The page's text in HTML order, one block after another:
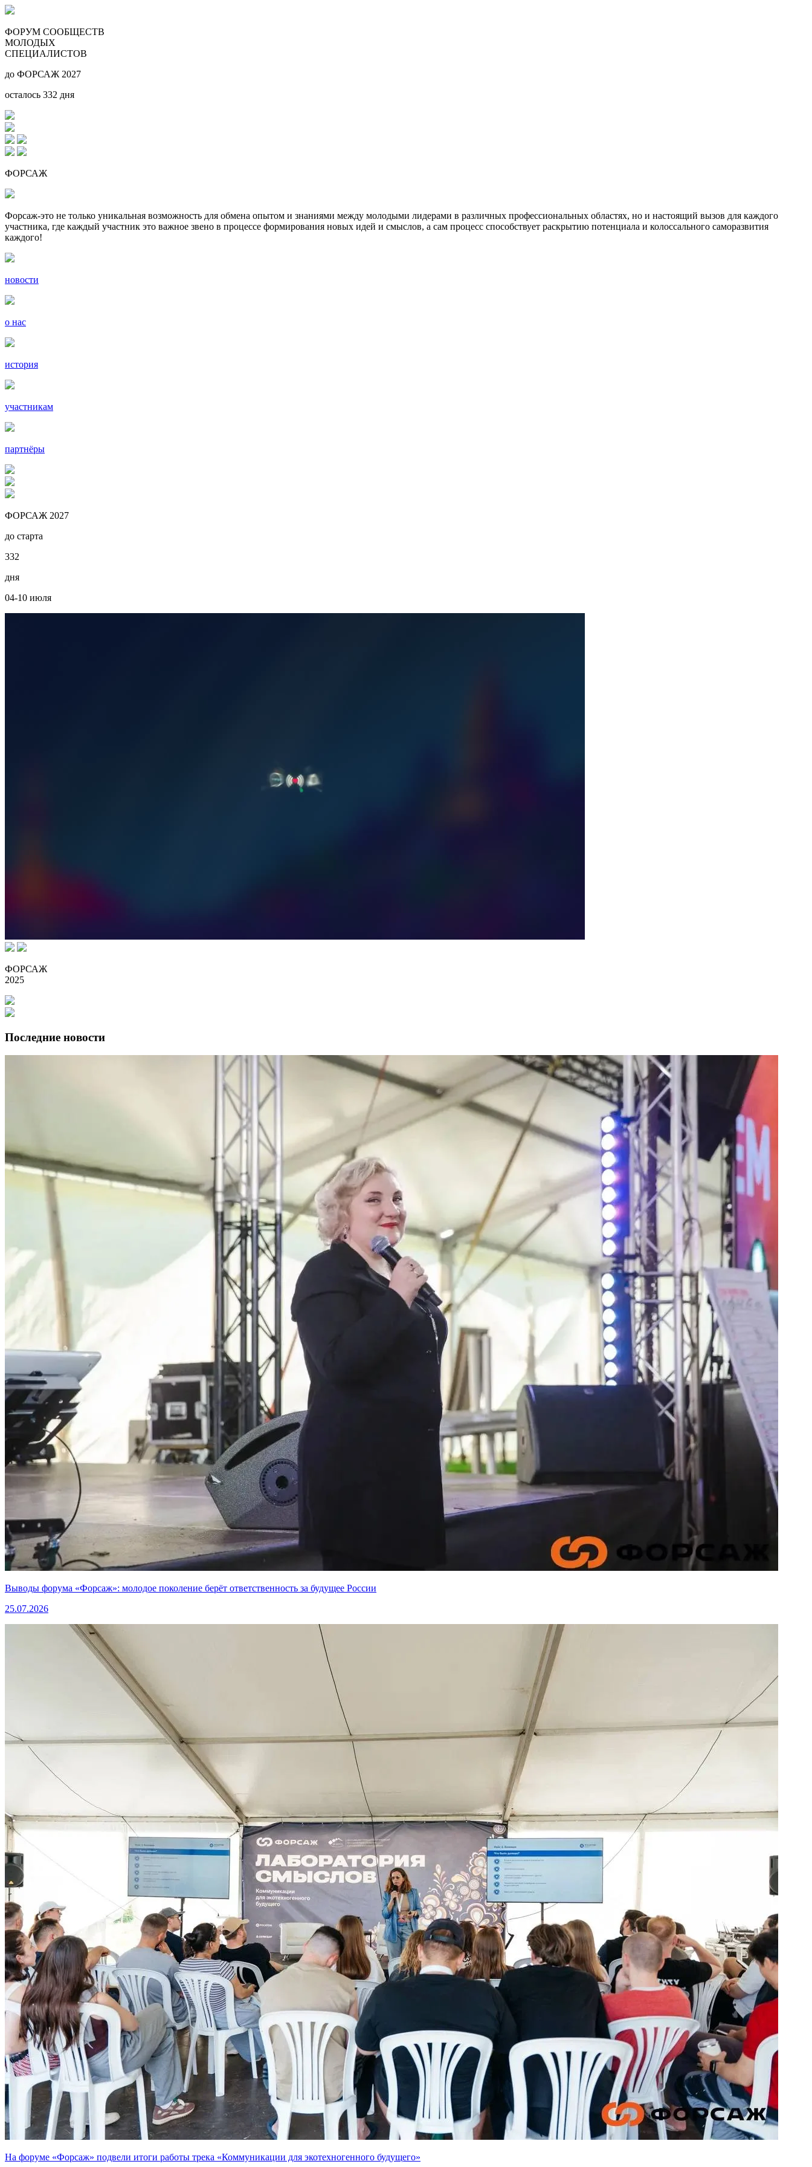
ФОРУМ СООБЩЕСТВ
МОЛОДЫХ
СПЕЦИАЛИСТОВ
до ФОРСАЖ 2027
осталось 332 дня
ФОРСАЖ
Форсаж-это не только уникальная возможность для обмена опытом и знаниями между молодыми лидерами в различных профессиональных областях, но и настоящий вызов для каждого
участника, где каждый участник это важное звено в процессе формирования новых идей и смыслов, а сам процесс способствует раскрытию потенциала и колоссального саморазвития
каждого!
новости
о нас
история
участникам
партнёры
ФОРСАЖ 2027
до старта
332
дня
04-10 июля
ФОРСАЖ
2025
Последние новости
Выводы форума «Форсаж»: молодое поколение берёт ответственность за будущее России
25.07.2026
На форуме «Форсаж» подвели итоги работы трека «Коммуникации для экотехногенного будущего»